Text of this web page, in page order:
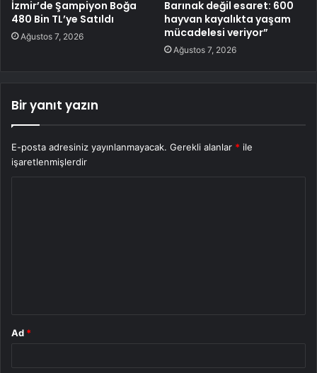
İzmir’de Şampiyon Boğa
480 Bin TL’ye Satıldı
Ağustos 7, 2026
Barınak değil esaret: 600
hayvan kayalıkta yaşam
mücadelesi veriyor”
Ağustos 7, 2026
Bir yanıt yazın
E-posta adresiniz yayınlanmayacak. Gerekli alanlar * ile
işaretlenmişlerdir
Ad *